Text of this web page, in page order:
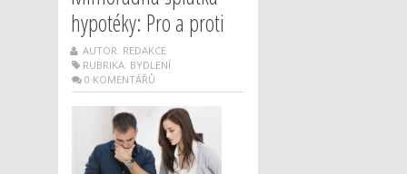
hypotéky: Pro a proti
AUTOR: REDAKCE
RUBRIKA: BYDLENÍ
0 KOMENTÁŘŮ